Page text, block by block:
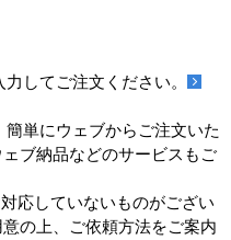
してご注文ください。
単にウェブからご注文いた
ブ納品などのサービスもご
応していないものがござい
の上、ご依頼方法をご案内